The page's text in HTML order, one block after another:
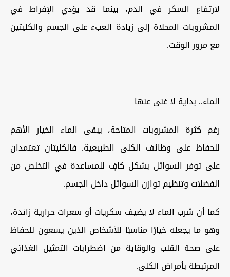
لارتفاع السكر في الدم، بينما قد يؤدي الإفراط في
المشروبات المحلاة إلى زيادة العبء على الجسم والكليتين
مع مرور الوقت.
الماء.. بداية لا غنى عنها
رغم كثرة المشروبات المتاحة، يبقى الماء الخيار الأهم
للحفاظ على وظائف الكلى الطبيعية. فالكليتان تعتمدان
على توفر السوائل بشكل كافٍ للمساعدة في التخلص من
الفضلات وتنظيم توازن السوائل داخل الجسم.
كما أن شرب الماء لا يضيف سكريات أو سعرات حرارية زائدة،
وهو ما يجعله خيارًا مناسبًا للأشخاص الذين يسعون للحفاظ
على صحة القلب والوقاية من اضطرابات التمثيل الغذائي
المرتبطة بأمراض الكلى.